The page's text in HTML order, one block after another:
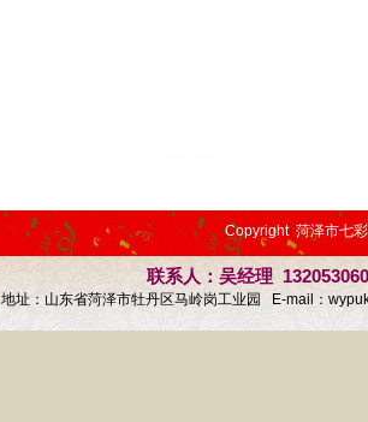
Copyright 菏泽市七
联系人：吴经理
地址：山东省菏泽市牡丹区马岭岗工业园 E-mail：